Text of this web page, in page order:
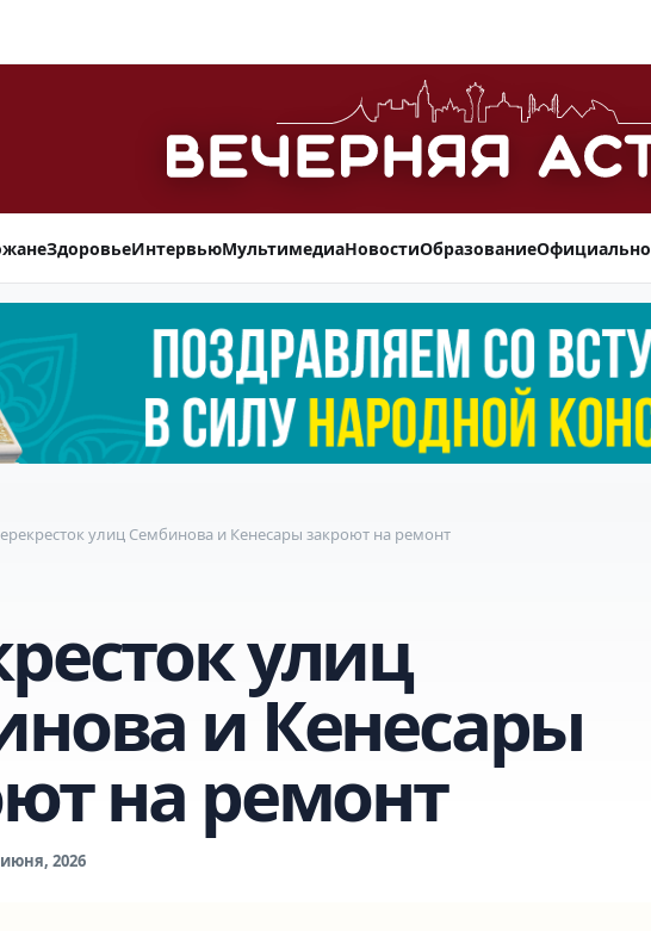
ЗдоровьеИнтервьюМультимедиаНовостиОбразованиеОфициально
улиц Сембинова и Кенесары закроют на ремонт
улиц
и Кенесары
на ремонт
2026